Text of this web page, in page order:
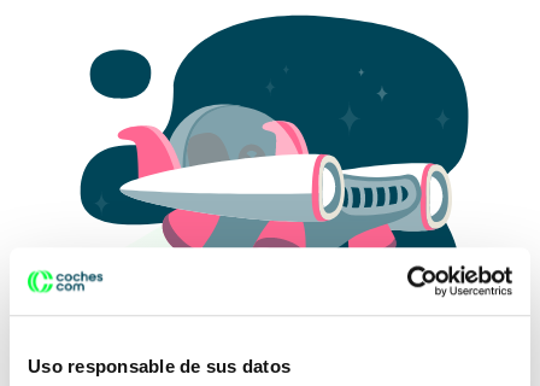
Uso responsable de sus datos